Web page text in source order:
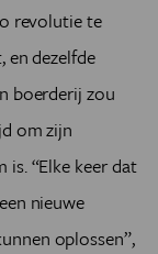
revolutie te
en dezelfde
boerderij zou
om zijn
“Elke keer dat
nieuwe
oplossen”,